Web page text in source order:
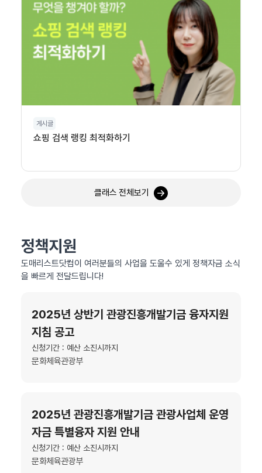
게시글
쇼핑 검색 랭킹 최적화하기
클래스 전체보기
정책지원
도매리스트닷컴이 여러분들의 사업을 도울수 있게 정책자금 소식
을 빠르게 전달드립니다!
2025년 상반기 관광진흥개발기금 융자지원
지침 공고
신청기간 : 예산 소진시까지
문화체육관광부
2025년 관광진흥개발기금 관광사업체 운영
자금 특별융자 지원 안내
신청기간 : 예산 소진시까지
문화체육관광부